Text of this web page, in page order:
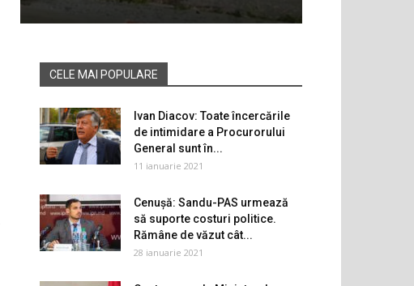
CELE MAI POPULARE
Ivan Diacov: Toate încercările
de intimidare a Procurorului
General sunt în...
11 ianuarie 2021
Cenușă: Sandu-PAS urmează
să suporte costuri politice.
Rămâne de văzut cât...
28 ianuarie 2021